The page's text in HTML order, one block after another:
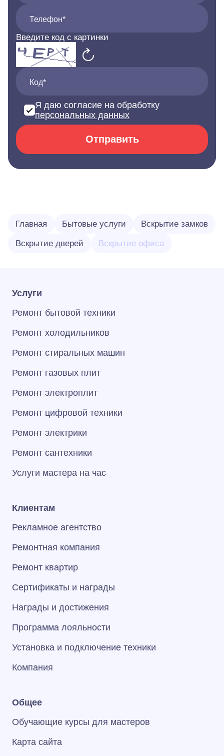
Телефон*
Введите код с картинки
Код*
Я даю согласие на обработку
персональных данных
Отправить
Главная Бытовые услуги Вскрытие замков
Вскрытие дверей Вскрытие офиса
Услуги
Ремонт бытовой техники
Ремонт холодильников
Ремонт стиральных машин
Ремонт газовых плит
Ремонт электроплит
Ремонт цифровой техники
Ремонт электрики
Ремонт сантехники
Услуги мастера на час
Клиентам
Рекламное агентство
Ремонтная компания
Ремонт квартир
Сертификаты и награды
Награды и достижения
Программа лояльности
Установка и подключение техники
Компания
Общее
Обучающие курсы для мастеров
Карта сайта